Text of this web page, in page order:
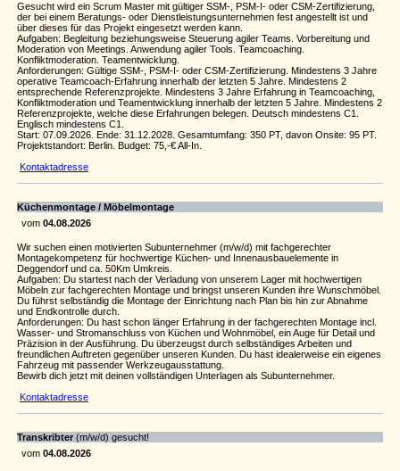
Gesucht wird ein Scrum Master mit gültiger SSM-, PSM-I- oder CSM-Zertifizierung,
der bei einem Beratungs- oder Dienstleistungsunternehmen fest angestellt ist und
über dieses für das Projekt eingesetzt werden kann.
Aufgaben: Begleitung beziehungsweise Steuerung agiler Teams. Vorbereitung und
Moderation von Meetings. Anwendung agiler Tools. Teamcoaching.
Konfliktmoderation. Teamentwicklung.
Anforderungen: Gültige SSM-, PSM-I- oder CSM-Zertifizierung. Mindestens 3 Jahre
operative Teamcoach-Erfahrung innerhalb der letzten 5 Jahre. Mindestens 2
entsprechende Referenzprojekte. Mindestens 3 Jahre Erfahrung in Teamcoaching,
Konfliktmoderation und Teamentwicklung innerhalb der letzten 5 Jahre. Mindestens 2
Referenzprojekte, welche diese Erfahrungen belegen. Deutsch mindestens C1.
Englisch mindestens C1.
Start: 07.09.2026. Ende: 31.12.2028. Gesamtumfang: 350 PT, davon Onsite: 95 PT.
Projektstandort: Berlin. Budget: 75,-€ All-In.
Kontaktadresse
Küchenmontage / Möbelmontage
vom 04.08.2026
Wir suchen einen motivierten Subunternehmer (m/w/d) mit fachgerechter
Montagekompetenz für hochwertige Küchen- und Innenausbauelemente in
Deggendorf und ca. 50Km Umkreis.
Aufgaben: Du startest nach der Verladung von unserem Lager mit hochwertigen
Möbeln zur fachgerechten Montage und bringst unseren Kunden ihre Wunschmöbel.
Du führst selbständig die Montage der Einrichtung nach Plan bis hin zur Abnahme
und Endkontrolle durch.
Anforderungen: Du hast schon länger Erfahrung in der fachgerechten Montage incl.
Wasser- und Stromanschluss von Küchen und Wohnmöbel, ein Auge für Detail und
Präzision in der Ausführung. Du überzeugst durch selbständiges Arbeiten und
freundlichen Auftreten gegenüber unseren Kunden. Du hast idealerweise ein eigenes
Fahrzeug mit passender Werkzeugausstattung.
Bewirb dich jetzt mit deinen vollständigen Unterlagen als Subunternehmer.
Kontaktadresse
Transkribter (m/w/d) gesucht!
vom 04.08.2026